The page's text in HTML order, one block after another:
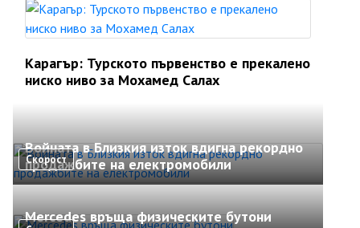
Карагър: Турското първенство е прекалено
ниско ниво за Мохамед Салах
Скорост
Войната в Близкия изток вдигна рекордно
продажбите на електромобили
Mercedes връща физическите бутони